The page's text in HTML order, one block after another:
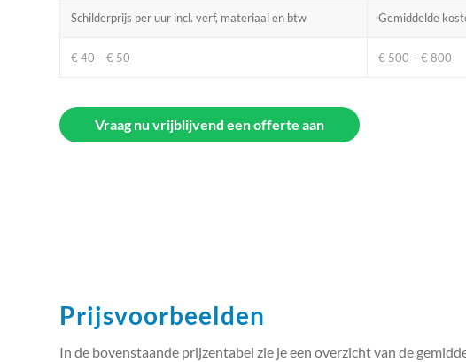
Schilderprijs per uur incl. verf, materiaal en btw Gemiddelde
€ 40 – € 50 € 500 – € 800
Vraag nu vrijblijvend een offerte aan
Prijsvoorbeelden
In de bovenstaande prijzentabel zie je een overzicht van de